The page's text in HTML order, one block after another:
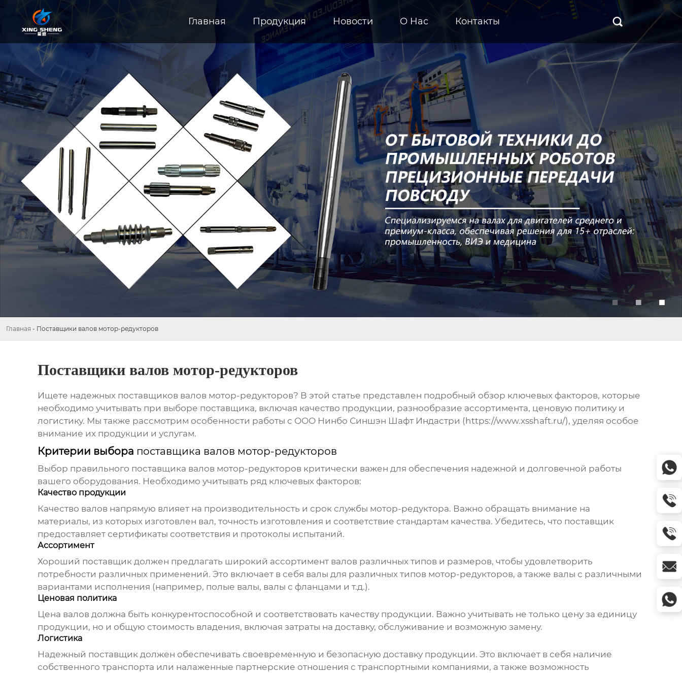
Главная Продукция Новости О Hас Контакты 
Главная - Поставщики валов мотор-редукторов
Поставщики валов мотор-редукторов
Ищете надежных поставщиков валов мотор-редукторов? В этой статье представлен подробный обзор ключевых факторов, которые
необходимо учитывать при выборе поставщика, включая качество продукции, разнообразие ассортимента, ценовую политику и
логистику. Мы также рассмотрим особенности работы с ООО Нинбо Синшэн Шафт Индастри (https://www.xsshaft.ru/), уделяя особое
внимание их продукции и услугам.
Критерии выбора поставщика валов мотор-редукторов
Выбор правильного поставщика валов мотор-редукторовкритически важен для обеспечения надежной и долговечной работы
вашего оборудования. Необходимо учитывать ряд ключевых факторов:
Качество продукции
Качество валов напрямую влияет на производительность и срок службы мотор-редуктора. Важно обращать внимание на
материалы, из которых изготовлен вал, точность изготовления и соответствие стандартам качества. Убедитесь, что поставщик
предоставляет сертификаты соответствия и протоколы испытаний.
Ассортимент
Хороший поставщикдолжен предлагать широкий ассортимент валов различных типов и размеров, чтобы удовлетворить
потребности различных применений. Это включает в себя валы для различных типов мотор-редукторов, а также валы с различными
вариантами исполнения (например, полые валы, валы с фланцами и т.д.).
Ценовая политика
Цена валов должна быть конкурентоспособной и соответствовать качеству продукции. Важно учитывать не только цену за единицу
продукции, но и общую стоимость владения, включая затраты на доставку, обслуживание и возможную замену.
Логистика
Надежный поставщикдолжен обеспечивать своевременную и безопасную доставку продукции. Это включает в себя наличие
собственного транспорта или налаженные партнерские отношения с транспортными компаниями, а также возможность